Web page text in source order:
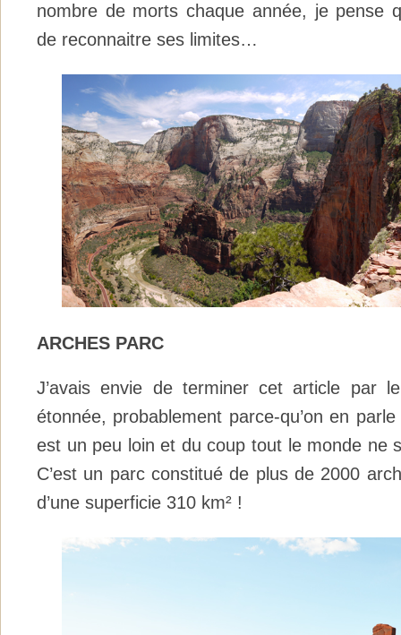
nombre de morts chaque année, je pense
de reconnaitre ses limites…
ARCHES PARC
J’avais envie de terminer cet article par
étonnée, probablement parce-qu’on en
est un peu loin et du coup tout le monde ne
C’est un parc constitué de plus de 2000
d’une superficie 310 km² !